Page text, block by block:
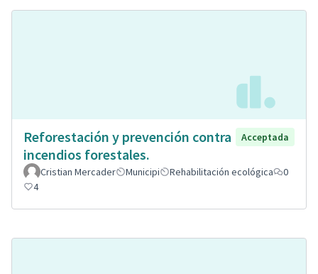
Reforestación y prevención contra
incendios forestales.
Acceptada
Cristian Mercader Municipi Rehabilitación ecológica
0
4